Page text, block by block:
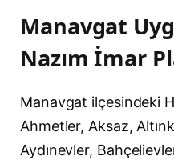
Manavgat
Nazım İmar
Manavgat ilçesindeki
Ahmetler, Aksaz,
Aydınevler,